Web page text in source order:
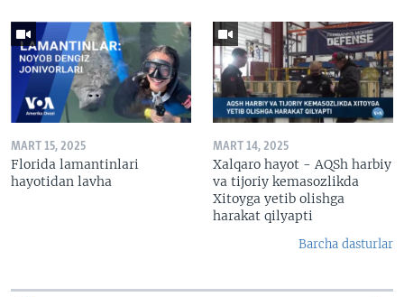
MART 15, 2025
Florida lamantinlari
hayotidan lavha
MART 14, 2025
Xalqaro hayot - AQSh harbiy
va tijoriy kemasozlikda
Xitoyga yetib olishga
harakat qilyapti
Barcha dasturlar